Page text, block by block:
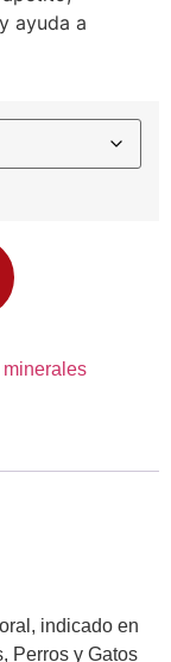
ayuda a
indicado en
Perros y Gatos